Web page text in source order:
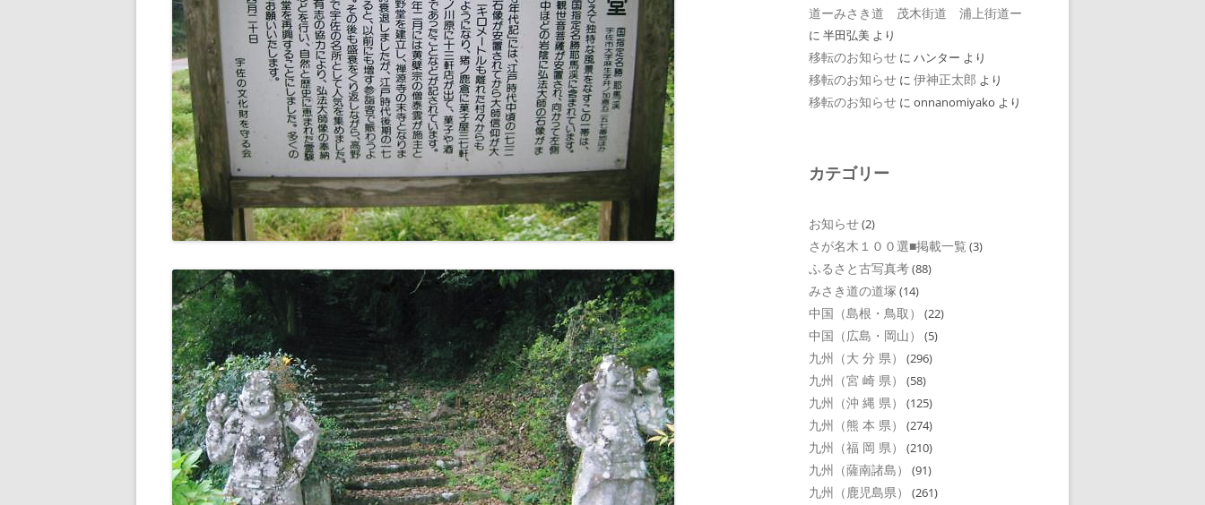
道ーみさき道 茂木街道 浦上街道ー
に 半田弘美 より
移転のお知らせ に ハンター より
移転のお知らせ に 伊神正太郎 より
移転のお知らせ に onnanomiyako より
カテゴリー
お知らせ(2)
さが名木１００選■掲載一覧 (3)
ふるさと古写真考(88)
みさき道の道塚 (14)
中国（島根・鳥取） (22)
中国（広島・岡山） (5)
九州（大 分 県） (296)
九州（宮 崎 県） (58)
九州（沖 縄 県） (125)
九州（熊 本 県） (274)
九州（福 岡 県） (210)
九州（薩南諸島） (91)
九州（鹿児島県） (261)